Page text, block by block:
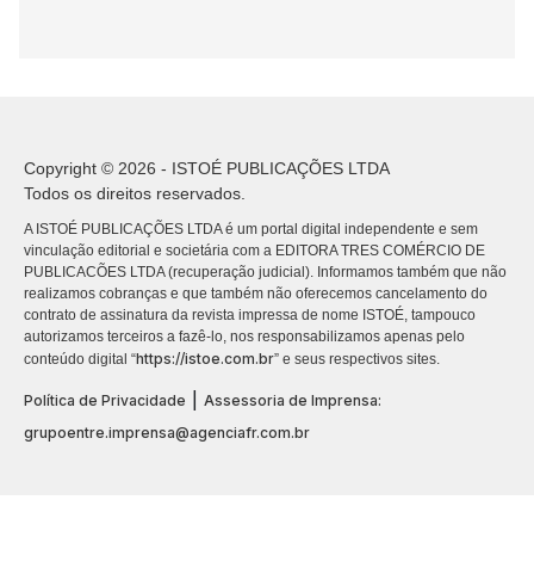
Copyright © 2026 - ISTOÉ PUBLICAÇÕES LTDA
Todos os direitos reservados.
A ISTOÉ PUBLICAÇÕES LTDA é um portal digital independente e sem
vinculação editorial e societária com a EDITORA TRES COMÉRCIO DE
PUBLICACÕES LTDA (recuperação judicial). Informamos também que não
realizamos cobranças e que também não oferecemos cancelamento do
contrato de assinatura da revista impressa de nome ISTOÉ, tampouco
autorizamos terceiros a fazê-lo, nos responsabilizamos apenas pelo
conteúdo digital “https://istoe.com.br” e seus respectivos sites.
Política de Privacidade
Assessoria de Imprensa:
grupoentre.imprensa@agenciafr.com.br